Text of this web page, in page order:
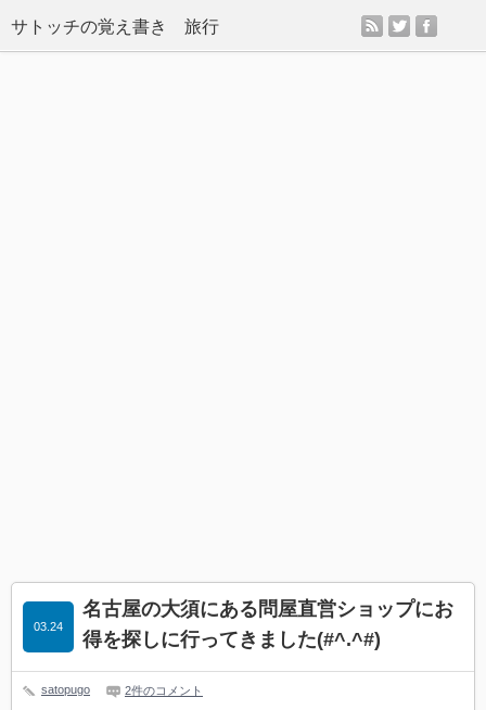
サトッチの覚え書き 旅行 rss twitter
名古屋の大須にある問屋直営ショップにお
得を探しに行ってきました(#^.^#)
03.24
satopugo 2件のコメント